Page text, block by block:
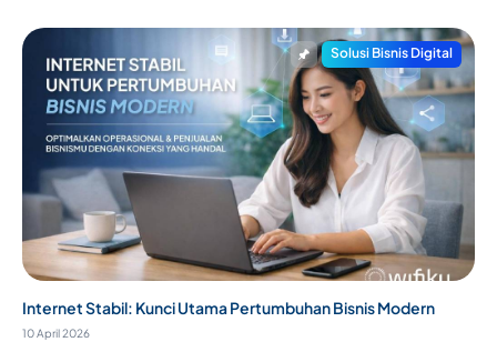
Solusi Bisnis Digital
Internet Stabil: Kunci Utama Pertumbuhan Bisnis Modern
10 April 2026